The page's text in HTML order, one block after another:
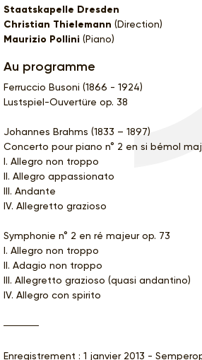
Staatskapelle Dresden
Christian Thielemann (Direction)
Maurizio Pollini (Piano)
Au programme
Ferruccio Busoni (1866 - 1924)
Lustspiel-Ouvertüre op. 38
Johannes Brahms (1833 – 1897)
Concerto pour piano n° 2 en si bémol
I. Allegro non troppo
II. Allegro appassionato
III. Andante
IV. Allegretto grazioso
Symphonie n° 2 en ré majeur op. 73
I. Allegro non troppo
II. Adagio non troppo
III. Allegretto grazioso (quasi andantino)
IV. Allegro con spirito
Enregistrement : 1 janvier 2013 -